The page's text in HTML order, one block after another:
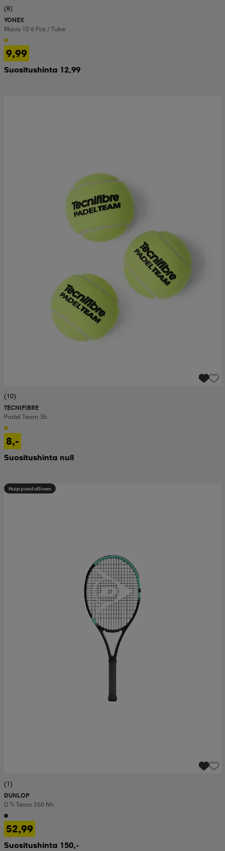
(8)
YONEX
Mavis 10 6 Pcs / Tube
9,99
Suositushinta 12,99
(10)
TECNIFIBRE
Padel Team 3b
8,-
Suositushinta null
Huippuedullinen
(1)
DUNLOP
D Tr Team 260 Nh
52,99
Suositushinta 150,-